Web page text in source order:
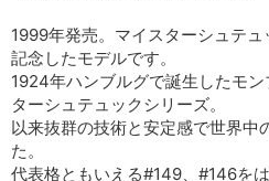
1999年発売。マイスターシュテ
記念したモデルです。
1924年ハンブルグで誕生したモ
ターシュテュックシリーズ。
以来抜群の技術と安定感で世界中
た。
代表格ともいえる#149、#146を